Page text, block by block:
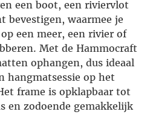
een boot, een riviervlot
bevestigen, waarmee je
een meer, een rivier of
Met de Hammocraft
ophangen, dus ideaal
hangmatsessie op het
frame is opklapbaar tot
en zodoende gemakkelijk